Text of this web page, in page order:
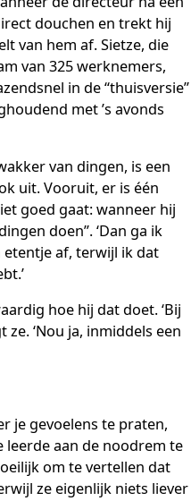
douchen en trekt hij
van hem af. Sietze, die
van 325 werknemers,
in de “thuisversie”
met ’s avonds
van dingen, is een
uit. Vooruit, er is één
goed gaat: wanneer hij
doen”. ‘Dan ga ik
etentje af, terwijl ik dat
hoe hij dat doet. ‘Bij
ze. ‘Nou ja, inmiddels een
je gevoelens te praten,
leerde aan de noodrem te
om te vertellen dat
ze eigenlijk niets liever